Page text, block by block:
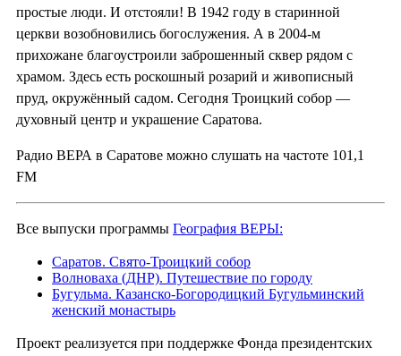
простые люди. И отстояли! В 1942 году в старинной
церкви возобновились богослужения. А в 2004-м
прихожане благоустроили заброшенный сквер рядом с
храмом. Здесь есть роскошный розарий и живописный
пруд, окружённый садом. Сегодня Троицкий собор —
духовный центр и украшение Саратова.
Радио ВЕРА в Саратове можно слушать на частоте 101,1
FM
Все выпуски программы География ВЕРЫ:
Саратов. Свято-Троицкий собор
Волноваха (ДНР). Путешествие по городу
Бугульма. Казанско-Богородицкий Бугульминский
женский монастырь
Проект реализуется при поддержке Фонда президентских